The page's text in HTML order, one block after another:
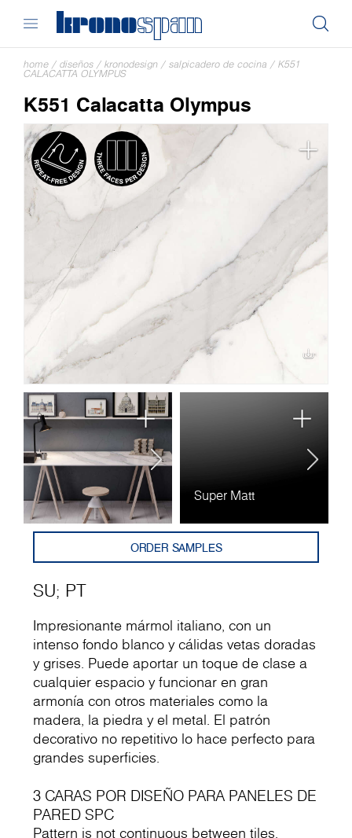
home / diseños / kronodesign / salpicadero de cocina / K551
CALACATTA OLYMPUS
K551 Calacatta Olympus
Super Matt
SU; PT
ORDER SAMPLES
Impresionante mármol italiano, con un
intenso fondo blanco y cálidas vetas doradas
y grises. Puede aportar un toque de clase a
cualquier espacio y funcionar en gran
armonía con otros materiales como la
madera, la piedra y el metal. El patrón
decorativo no repetitivo lo hace perfecto para
grandes superficies.
3 CARAS POR DISEÑO PARA PANELES DE
PARED SPC
Pattern is not continuous between tiles.